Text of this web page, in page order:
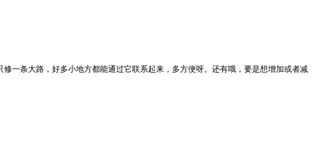
一条大路，好多小地方都能通过它联系起来，多方便呀。还有哦，要是想增加或者减